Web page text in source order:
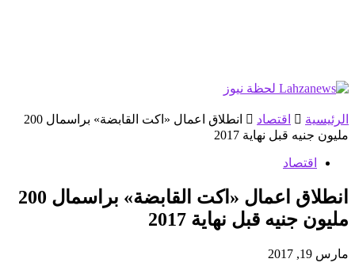
الرئيسية اقتصاد
انطلاق اعمال «اكت القابضة» براسمال 200
مليون جنيه قبل نهاية 2017
اقتصاد
انطلاق اعمال «اكت القابضة» براسمال 200
مليون جنيه قبل نهاية 2017
مارس 19, 2017